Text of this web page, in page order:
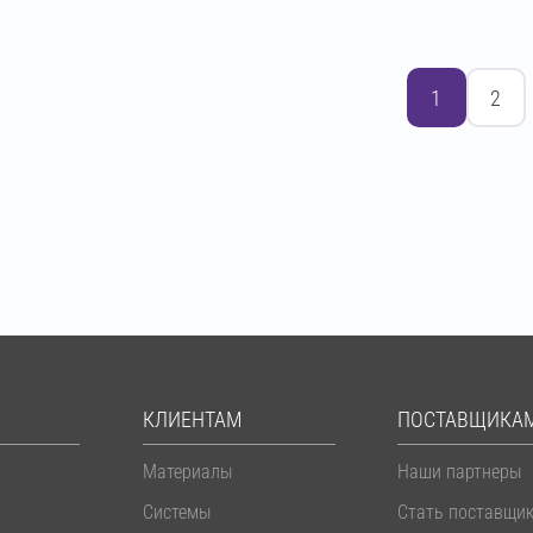
1 2
КЛИЕНТАМ
Материалы
Системы
Наши партнеры
Стать